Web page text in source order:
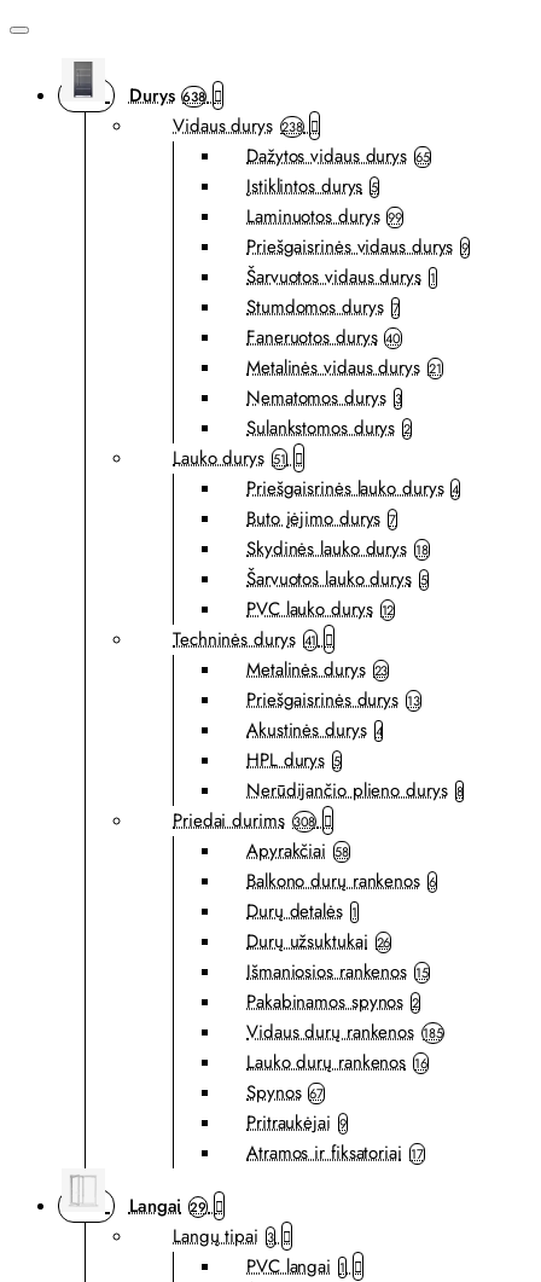
Durys 638
Vidaus durys 238
Dažytos vidaus durys 65
Įstiklintos durys 5
Laminuotos durys 99
Priešgaisrinės vidaus durys 9
Šarvuotos vidaus durys 1
Stumdomos durys 7
Faneruotos durys 40
Metalinės vidaus durys 21
Nematomos durys 3
Sulankstomos durys 2
Lauko durys 51
Priešgaisrinės lauko durys 4
Buto įėjimo durys 7
Skydinės lauko durys 18
Šarvuotos lauko durys 5
PVC lauko durys 12
Techninės durys 41
Metalinės durys 23
Priešgaisrinės durys 13
Akustinės durys 4
HPL durys 5
Nerūdijančio plieno durys 8
Priedai durims 308
Apyrakčiai 58
Balkono durų rankenos 6
Durų detalės 1
Durų užsuktukai 26
Išmaniosios rankenos 15
Pakabinamos spynos 2
Vidaus durų rankenos 185
Lauko durų rankenos 16
Spynos 67
Pritraukėjai 9
Atramos ir fiksatoriai 17
Langai 29
Langų tipai 3
PVC langai 1